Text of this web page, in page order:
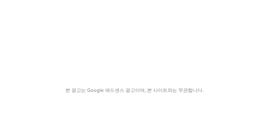
본 광고는 Google 애드센스 광고이며, 본 사이트와는 무관합니다.